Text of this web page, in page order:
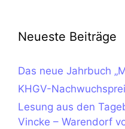
Neueste Beiträge
Das neue Jahrbuch
KHGV-
Lesung aus den
Vincke – Warendorf